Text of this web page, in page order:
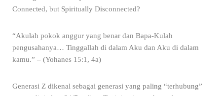
Connected, but Spiritually Disconnected?
“Akulah pokok anggur yang benar dan Bapa-Kulah
pengusahanya… Tinggallah di dalam Aku dan Aku di dalam
kamu.” – (Yohanes 15:1, 4a)
Generasi Z dikenal sebagai generasi yang paling “terhubung”